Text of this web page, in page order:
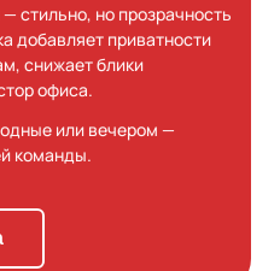
стильно, но прозрачность
добавляет приватности
снижает блики
офиса.
или вечером —
команды.